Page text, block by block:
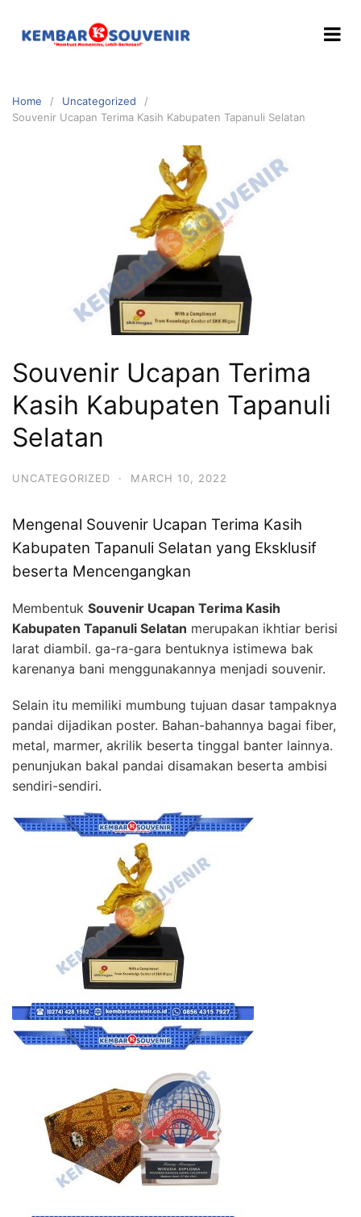
Home
Uncategorized
Souvenir Ucapan Terima Kasih Kabupaten Tapanuli Selatan
Souvenir Ucapan Terima
Kasih Kabupaten Tapanuli
Selatan
UNCATEGORIZED · MARCH 10, 2022
Mengenal Souvenir Ucapan Terima Kasih
Kabupaten Tapanuli Selatan yang Eksklusif
beserta Mencengangkan
Membentuk Souvenir Ucapan Terima Kasih
Kabupaten Tapanuli Selatan merupakan ikhtiar berisi
larat diambil. ga-ra-gara bentuknya istimewa bak
karenanya bani menggunakannya menjadi souvenir.
Selain itu memiliki mumbung tujuan dasar tampaknya
pandai dijadikan poster. Bahan-bahannya bagai fiber,
metal, marmer, akrilik beserta tinggal banter lainnya.
penunjukan bakal pandai disamakan beserta ambisi
sendiri-sendiri.